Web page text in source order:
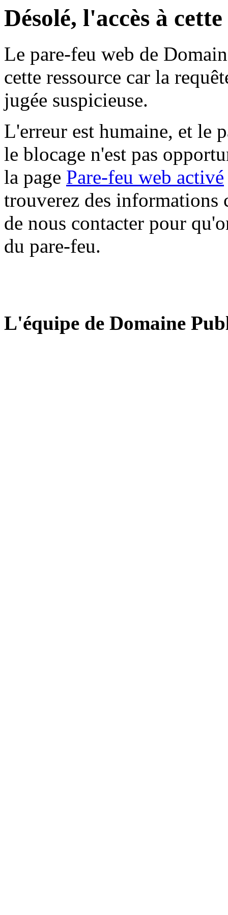
Désolé, l'accès à
Le pare-feu web de
cette ressource car la
jugée suspicieuse.
L'erreur est humaine, et le
le blocage n'est pas
la page Pare-feu web activé
trouverez des informations
de nous contacter pour
du pare-feu.
L'équipe de Domaine